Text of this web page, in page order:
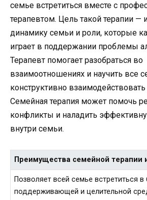
семье встретиться вместе с
терапевтом. Цель такой терапии —
динамику семьи и роли, которые
играет в поддержании проблемы
Терапевт помогает разобраться во
взаимоотношениях и научить все
конструктивно
Семейная терапия может помочь
конфликты и наладить
внутри семьи.
Преимущества семейной терапии
Позволяет всей семье встретиться в
поддерживающей и целительной